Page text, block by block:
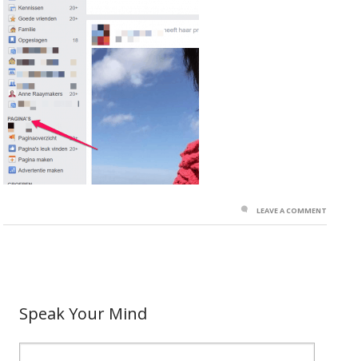
LEAVE A COMMENT
Speak Your Mind